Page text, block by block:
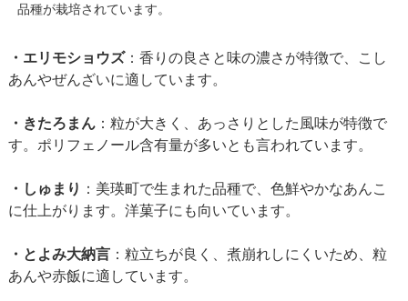
品種が栽培されています。​
・エリモショウズ：​香りの良さと味の濃さが特徴で、こし
あんやぜんざいに適しています。
・きたろまん：​粒が大きく、あっさりとした風味が特徴で
す。ポリフェノール含有量が多いとも言われています。 ​
・しゅまり ：​美瑛町で生まれた品種で、色鮮やかなあんこ
に仕上がります。洋菓子にも向いています。 ​
・とよみ大納言：​粒立ちが良く、煮崩れしにくいため、粒
あんや赤飯に適しています。 ​